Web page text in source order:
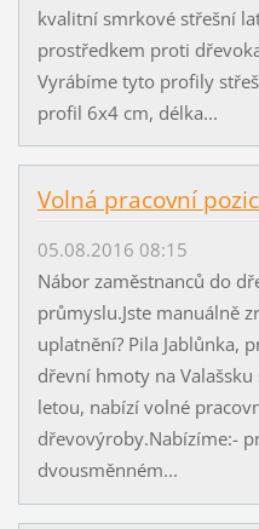
kvalitní smrkové střešní
prostředkem proti
Vyrábíme tyto profily
profil 6x4 cm, délka...
Volná pracovní
05.08.2016 08:15
Nábor zaměstnanců do
průmyslu.Jste manuálně
uplatnění? Pila Jablůnka,
dřevní hmoty na
letou, nabízí volné
dřevovýroby.Nabízíme:-
dvousměnném...